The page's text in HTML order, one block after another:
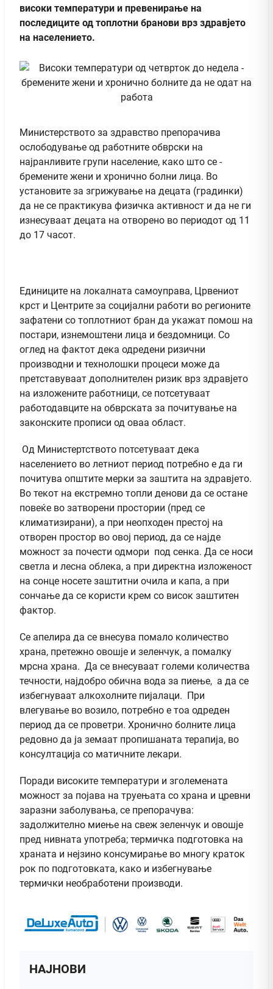
високи температури и превенирање на
последиците од топлотни бранови врз здравјето
на населението.
Министерството за здравство препорачива
ослободување од работните обврски на
најранливите групи население, како што се -
бремените жени и хронично болни лица. Во
установите за згрижување на децата (градинки)
да не се практикува физичка активност и да не ги
изнесуваат децата на отворено во периодот од 11
до 17 часот.
Единиците на локалната самоуправа, Црвениот
крст и Центрите за социјални работи во регионите
зафатени со топлотниот бран да укажат помош на
постари, изнемоштени лица и бездомници. Со
оглед на фактот дека одредени ризични
производни и технолошки процеси може да
претставуваат дополнителен ризик врз здравјето
на изложените работници, се потсетуваат
работодавците на обврската за почитување на
законските прописи од оваа област.
Од Министертството потсетуваат дека
населението во летниот период потребно е да ги
почитува општите мерки за заштита на здравјето.
Во текот на екстремно топли денови да се остане
повеќе во затворени простории (пред се
климатизирани), а при неопходен престој на
отворен простор во овој период, да се најде
можност за почести одмори под сенка. Да се носи
светла и лесна облека, а при директна изложеност
на сонце носете заштитни очила и капа, а при
сончање да се користи крем со висок заштитен
фактор.
Се апелира да се внесува помало количество
храна, претежно овошје и зеленчук, а помалку
мрсна храна. Да се внесуваат големи количества
течности, најдобро обична вода за пиење, а да се
избегнуваат алкохолните пијалаци. При
влегување во возило, потребно е тоа одреден
период да се проветри. Хронично болните лица
редовно да ја земаат пропишаната терапија, во
консултација со матичните лекари.
Поради високите температури и зголемената
можност за појава на труењата со храна и цревни
заразни заболувања, се препорачува:
задолжително миење на свеж зеленчук и овошје
пред нивната употреба; термичка подготовка на
храната и нејзино консумирање во многу краток
рок по подготовката, како и избегнување
термички необработени производи.
НАЈНОВИ